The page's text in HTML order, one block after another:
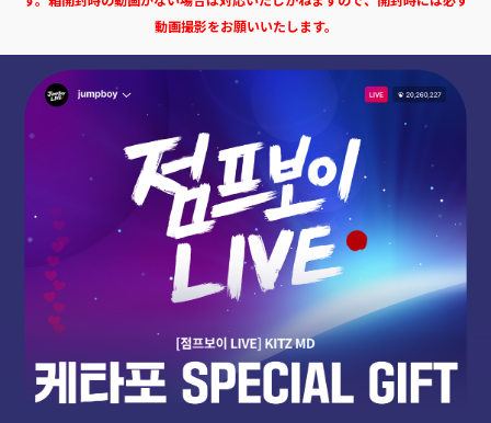
動画撮影をお願いいたします。